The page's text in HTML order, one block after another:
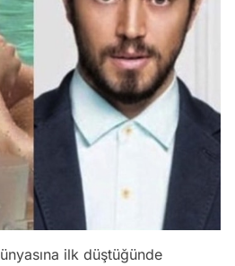
ilk düştüğünde